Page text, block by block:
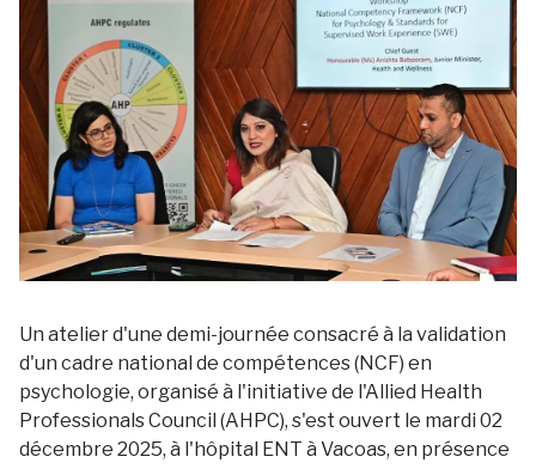
Un atelier d'une demi-journée consacré à la validation
d'un cadre national de compétences (NCF) en
psychologie, organisé à l'initiative de l'Allied Health
Professionals Council (AHPC), s'est ouvert le mardi 02
décembre 2025, à l'hôpital ENT à Vacoas, en présence